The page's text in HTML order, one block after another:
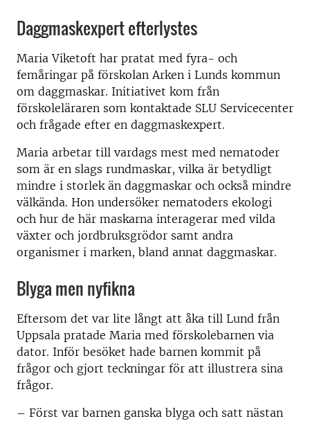
Daggmaskexpert efterlystes
Maria Viketoft har pratat med fyra- och
femåringar på förskolan Arken i Lunds kommun
om daggmaskar. Initiativet kom från
förskoleläraren som kontaktade SLU Servicecenter
och frågade efter en daggmaskexpert.
Maria arbetar till vardags mest med nematoder
som är en slags rundmaskar, vilka är betydligt
mindre i storlek än daggmaskar och också mindre
välkända. Hon undersöker nematoders ekologi
och hur de här maskarna interagerar med vilda
växter och jordbruksgrödor samt andra
organismer i marken, bland annat daggmaskar.
Blyga men nyfikna
Eftersom det var lite långt att åka till Lund från
Uppsala pratade Maria med förskolebarnen via
dator. Inför besöket hade barnen kommit på
frågor och gjort teckningar för att illustrera sina
frågor.
– Först var barnen ganska blyga och satt nästan